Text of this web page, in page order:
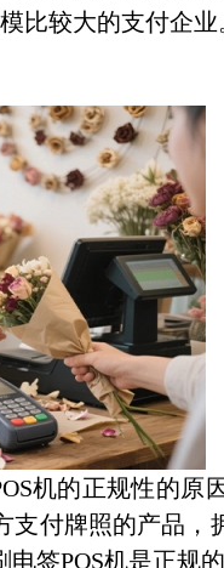
比较大的支付企业
机的正规性的
付牌照的产品，
签POS机是正规的